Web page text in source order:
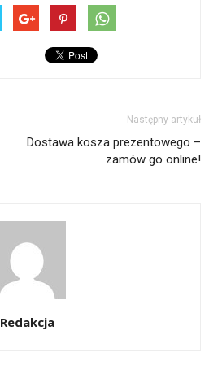
Następny artykuł
Dostawa kosza prezentowego –
zamów go online!
Redakcja